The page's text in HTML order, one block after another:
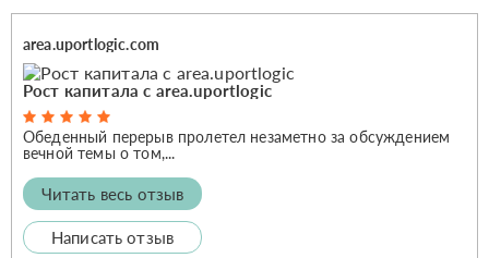
area.uportlogic.com
Рост капитала с area.uportlogic
Обеденный перерыв пролетел незаметно за обсуждением
вечной темы о том,...
Читать весь отзыв
Написать отзыв